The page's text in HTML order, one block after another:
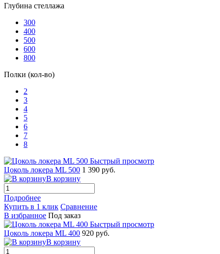
Глубина стеллажа
300
400
500
600
800
Полки (кол-во)
2
3
4
5
6
7
8
Быстрый просмотр
Цоколь локера ML 500 1 390 руб.
В корзину
Подробнее
Купить в 1 клик Сравнение
В избранное Под заказ
Быстрый просмотр
Цоколь локера ML 400 920 руб.
В корзину